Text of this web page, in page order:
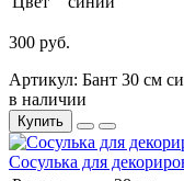
300 руб.
Артикул: Бант 30 см
в наличии
Купить
Сосулька для